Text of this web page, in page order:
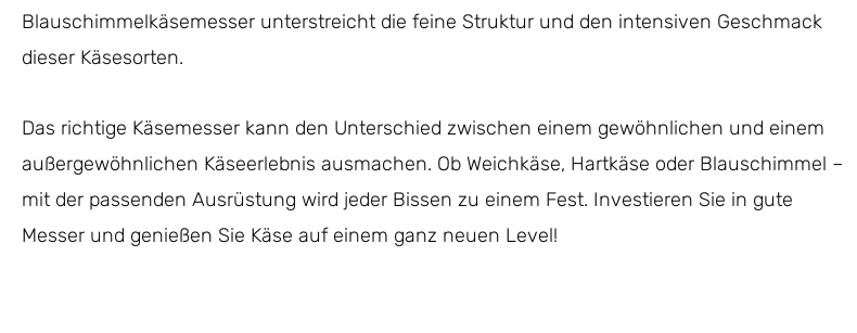
Blauschimmelkäsemesser unterstreicht die feine Struktur und den intensiven Geschmack
dieser Käsesorten.
Das richtige Käsemesser kann den Unterschied zwischen einem gewöhnlichen und einem
außergewöhnlichen Käseerlebnis ausmachen. Ob Weichkäse, Hartkäse oder Blauschimmel –
mit der passenden Ausrüstung wird jeder Bissen zu einem Fest. Investieren Sie in gute
Messer und genießen Sie Käse auf einem ganz neuen Level!